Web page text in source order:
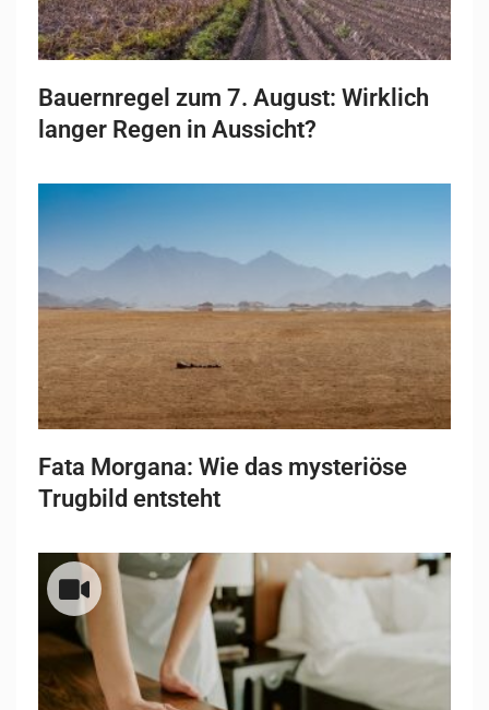
Bauernregel zum 7. August: Wirklich
langer Regen in Aussicht?
Fata Morgana: Wie das mysteriöse
Trugbild entsteht